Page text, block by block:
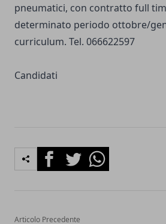
pneumatici, con contratto full
determinato periodo ottobre/
curriculum. Tel. 066622597
Candidati
FacebookTwitterWhatsapp
Articolo Precedente